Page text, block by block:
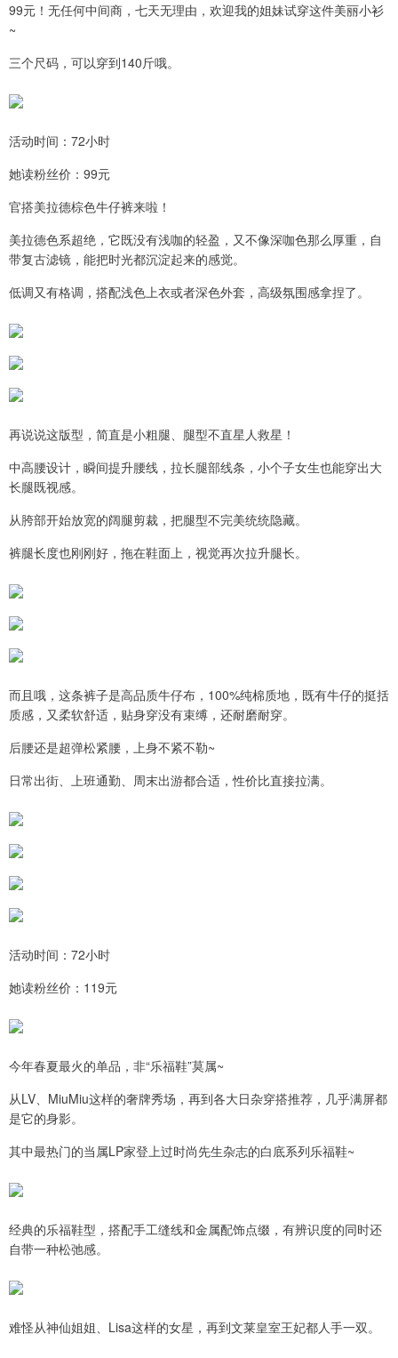
99元！无任何中间商，七天无理由，欢迎我的姐妹试穿这件美丽小衫
~
三个尺码，可以穿到140斤哦。
活动时间：72小时
她读粉丝价：99元
官搭美拉德棕色牛仔裤来啦！
美拉德色系超绝，它既没有浅咖的轻盈，又不像深咖色那么厚重，自
带复古滤镜，能把时光都沉淀起来的感觉。
低调又有格调，搭配浅色上衣或者深色外套，高级氛围感拿捏了。
再说说这版型，简直是小粗腿、腿型不直星人救星！
中高腰设计，瞬间提升腰线，拉长腿部线条，小个子女生也能穿出大
长腿既视感。
从胯部开始放宽的阔腿剪裁，把腿型不完美统统隐藏。
裤腿长度也刚刚好，拖在鞋面上，视觉再次拉升腿长。
而且哦，这条裤子是高品质牛仔布，100%纯棉质地，既有牛仔的挺括
质感，又柔软舒适，贴身穿没有束缚，还耐磨耐穿。
后腰还是超弹松紧腰，上身不紧不勒~
日常出街、上班通勤、周末出游都合适，性价比直接拉满。
活动时间：72小时
她读粉丝价：119元
今年春夏最火的单品，非“乐福鞋”莫属~
从LV、MiuMiu这样的奢牌秀场，再到各大日杂穿搭推荐，几乎满屏都
是它的身影。
其中最热门的当属LP家登上过时尚先生杂志的白底系列乐福鞋~
经典的乐福鞋型，搭配手工缝线和金属配饰点缀，有辨识度的同时还
自带一种松弛感。
难怪从神仙姐姐、Lisa这样的女星，再到文莱皇室王妃都人手一双。